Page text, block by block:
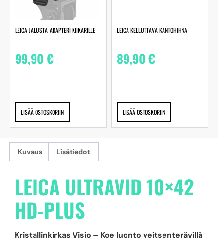
LEICA JALUSTA-ADAPTERI KIIKARILLE
99,90€
LISÄÄ OSTOSKORIIN
LEICA KELLUTTAVA KANTOHIHNA
89,90€
LISÄÄ OSTOSKORIIN
Kuvaus Lisätiedot
LEICA ULTRAVID 10×42
HD-PLUS
Kristallinkirkas Visio – Koe luonto veitsenterävillä